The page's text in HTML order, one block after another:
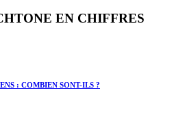
EN CHIFFRES
: COMBIEN SONT-ILS ?